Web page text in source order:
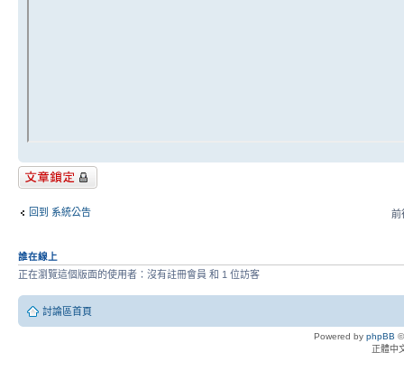
主題已鎖定
回到 系統公告 前
誰在線上
正在瀏覽這個版面的使用者：沒有註冊會員 和 1 位訪客
討論區首頁
Powered by phpBB
正體中